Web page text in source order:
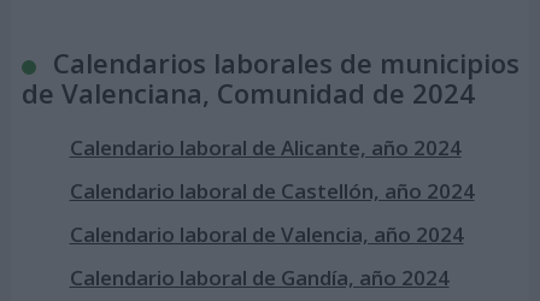
Calendarios laborales de municipios
de Valenciana, Comunidad de 2024
Calendario laboral de Alicante, año 2024
Calendario laboral de Castellón, año 2024
Calendario laboral de Valencia, año 2024
Calendario laboral de Gandía, año 2024